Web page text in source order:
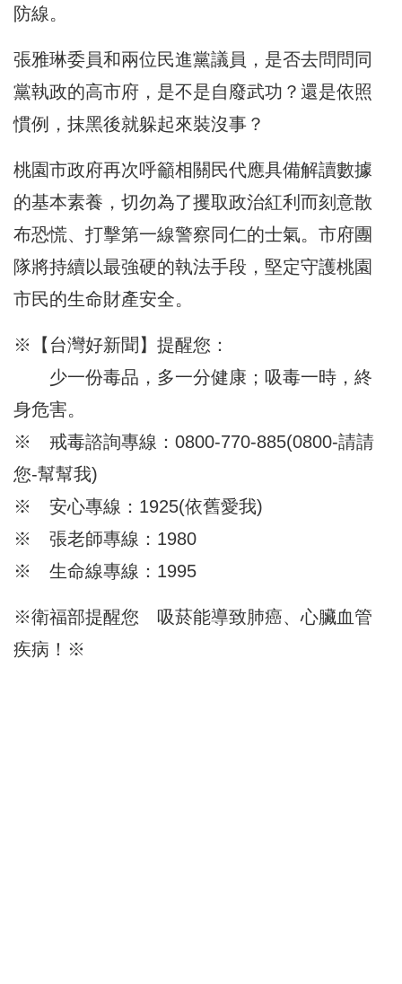
防線。
張雅琳委員和兩位民進黨議員，是否去問問同
黨執政的高市府，是不是自廢武功？還是依照
慣例，抹黑後就躲起來裝沒事？
桃園市政府再次呼籲相關民代應具備解讀數據
的基本素養，切勿為了攫取政治紅利而刻意散
布恐慌、打擊第一線警察同仁的士氣。市府團
隊將持續以最強硬的執法手段，堅定守護桃園
市民的生命財產安全。
※【台灣好新聞】提醒您：
少一份毒品，多一分健康；吸毒一時，終
身危害。
※ 戒毒諮詢專線：0800-770-885(0800-請請
您-幫幫我)
※ 安心專線：1925(依舊愛我)
※ 張老師專線：1980
※ 生命線專線：1995
※衛福部提醒您 吸菸能導致肺癌、心臟血管
疾病！※